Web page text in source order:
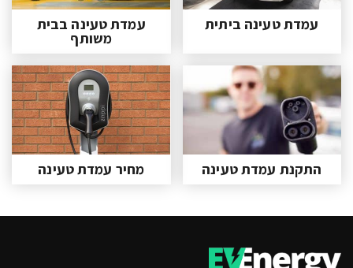
עמדת טעינה ביתית עמדת טעינה בבית
משותף
התקנת עמדת טעינה מחיר עמדת טעינה